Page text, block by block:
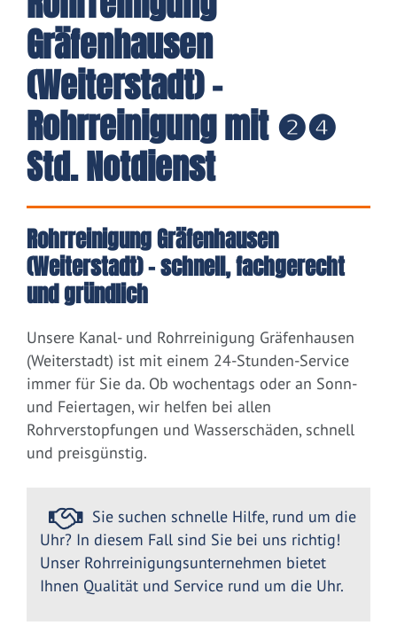
Gräfenhausen
(Weiterstadt) -
Rohrreinigung mit ❷❹
Std. Notdienst
Rohrreinigung Gräfenhausen
(Weiterstadt) – schnell, fachgerecht
und gründlich
Unsere Kanal- und Rohrreinigung Gräfenhausen
(Weiterstadt) ist mit einem 24-Stunden-Service
immer für Sie da. Ob wochentags oder an Sonn-
und Feiertagen, wir helfen bei allen
Rohrverstopfungen und Wasserschäden, schnell
und preisgünstig.
Sie suchen schnelle Hilfe, rund um die
Uhr? In diesem Fall sind Sie bei uns richtig!
Unser Rohrreinigungsunternehmen bietet
Ihnen Qualität und Service rund um die Uhr.